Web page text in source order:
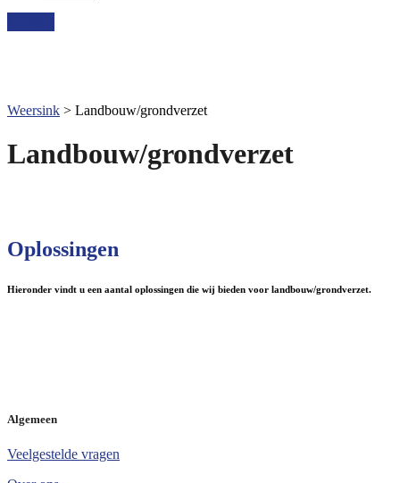
Weersink > Landbouw/grondverzet
Landbouw/grondverzet
Oplossingen
Hieronder vindt u een aantal oplossingen die wij bieden voor landbouw/grondverzet.
Algemeen
Veelgestelde vragen